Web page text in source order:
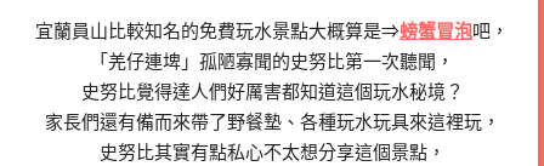
宜蘭員山比較知名的免費玩水景點大概算是⇒螃蟹冒泡吧，
「羌仔連埤」孤陋寡聞的史努比第一次聽聞，
史努比覺得達人們好厲害都知道這個玩水秘境？
家長們還有備而來帶了野餐墊、各種玩水玩具來這裡玩，
史努比其實有點私心不太想分享這個景點，